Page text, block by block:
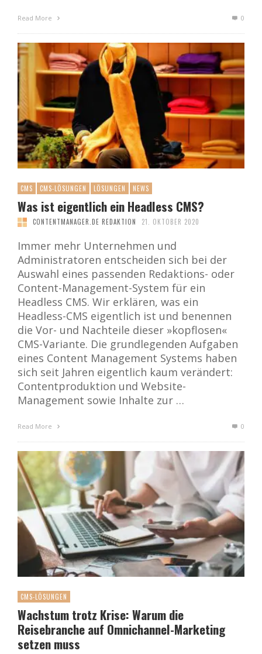
Read More 0
CMS CMS-LÖSUNGEN LÖSUNGEN NEWS
Was ist eigentlich ein Headless CMS?
CONTENTMANAGER.DE REDAKTION 21. OKTOBER 2020
Immer mehr Unternehmen und
Administratoren entscheiden sich bei der
Auswahl eines passenden Redaktions- oder
Content-Management-System für ein
Headless CMS. Wir erklären, was ein
Headless-CMS eigentlich ist und benennen
die Vor- und Nachteile dieser »kopflosen«
CMS-Variante. Die grundlegenden Aufgaben
eines Content Management Systems haben
sich seit Jahren eigentlich kaum verändert:
Contentproduktion und Website-
Management sowie Inhalte zur …
Read More 0
CMS-LÖSUNGEN
Wachstum trotz Krise: Warum die
Reisebranche auf Omnichannel-Marketing
setzen muss